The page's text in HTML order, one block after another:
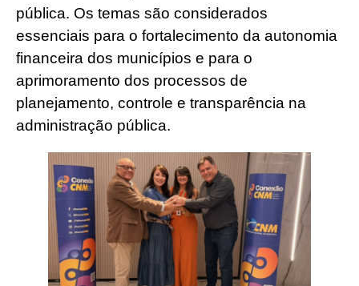
pública. Os temas são considerados
essenciais para o fortalecimento da autonomia
financeira dos municípios e para o
aprimoramento dos processos de
planejamento, controle e transparência na
administração pública.